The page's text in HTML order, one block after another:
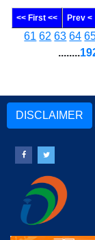
<< First << Prev <
61 62 63 64
........
DISCLAIMER